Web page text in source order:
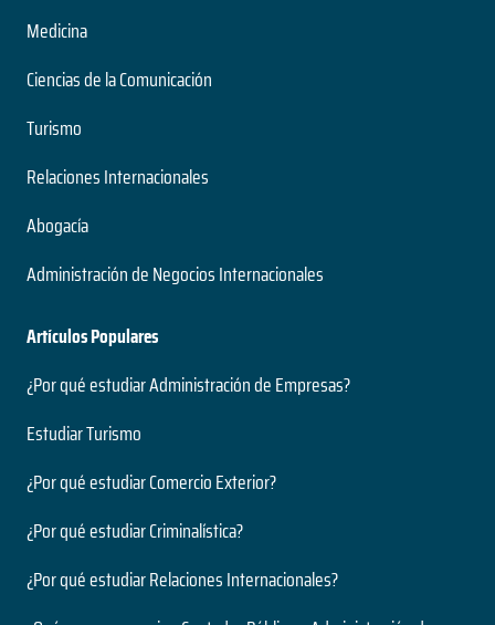
Medicina
Ciencias de la Comunicación
Turismo
Relaciones Internacionales
Abogacía
Administración de Negocios Internacionales
Artículos Populares
¿Por qué estudiar Administración de Empresas?
Estudiar Turismo
¿Por qué estudiar Comercio Exterior?
¿Por qué estudiar Criminalística?
¿Por qué estudiar Relaciones Internacionales?